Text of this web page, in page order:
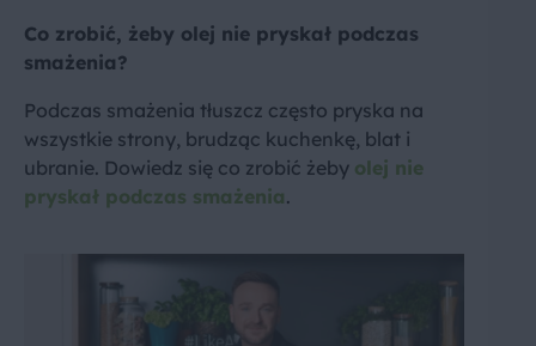
Co zrobić, żeby olej nie pryskał podczas
smażenia?
Podczas smażenia tłuszcz często pryska na
wszystkie strony, brudząc kuchenkę, blat i
ubranie. Dowiedz się co zrobić żeby olej nie
pryskał podczas smażenia.